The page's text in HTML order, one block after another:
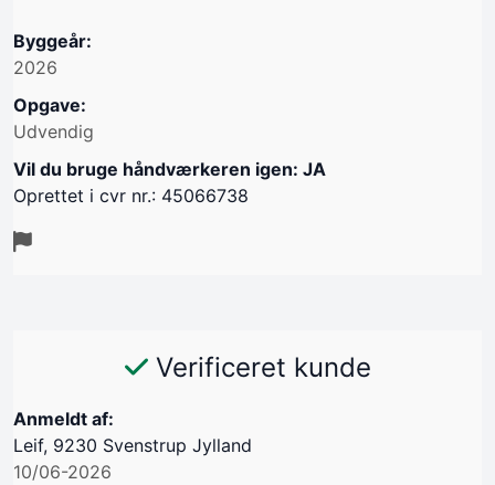
Byggeår:
2026
Opgave:
Udvendig
Vil du bruge håndværkeren igen: JA
Oprettet i cvr nr.: 45066738
Verificeret kunde
Anmeldt af:
Leif, 9230 Svenstrup Jylland
10/06-2026